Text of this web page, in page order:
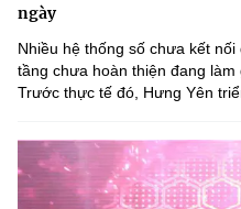
ngày
Nhiều hệ thống số chưa kết
tầng chưa hoàn thiện đang
Trước thực tế đó, Hưng Yên